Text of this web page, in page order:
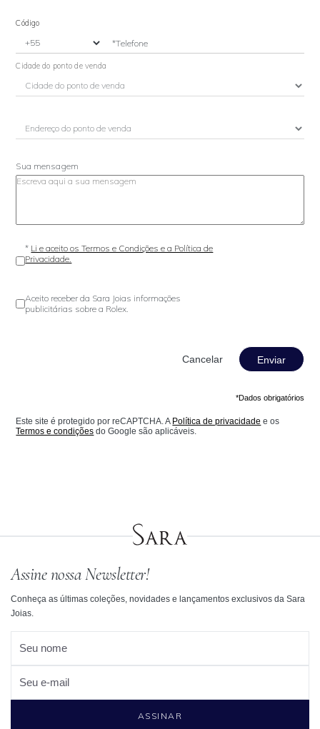
Código
*Telefone
Cidade do ponto de venda
Sua mensagem
* Li e aceito os Termos e Condições e a Política de
Privacidade.
Aceito receber da Sara Joias informações
publicitárias sobre a Rolex.
Enviar
*Dados obrigatórios
Este site é protegido por reCAPTCHA. A Política de privacidade e os
Termos e condições do Google são aplicáveis.
Assine nossa Newsletter!
Conheça as últimas coleções, novidades e lançamentos exclusivos da Sara
Joias.
Seu nome
Seu e-mail
ASSINAR